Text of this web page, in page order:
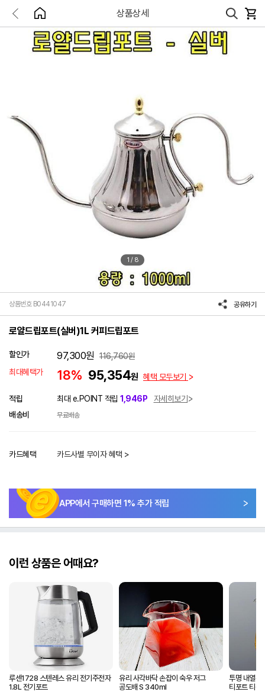
상품상세
1 / 8
상품번호 B0441047 공유하기
로얄드립포트(실버)1L 커피드립포트
할인가 97,300원 116,760원
최대혜택가
18% 95,354원 혜택 모두보기
적립 최대 e.POINT 적립 1,946P
자세히보기
배송비
무료배송
카드혜택 카드사별 무이자 혜택 >
APP에서 구매하면 1% 추가 적립
이런 상품은 어때요?
루센1728 스텐레스 유리 전기주전자
1.8L 전기포트
유리 사각바닥 손잡이 숙우 저그
공도배 S 340ml
투명 내열
티포트 티팟